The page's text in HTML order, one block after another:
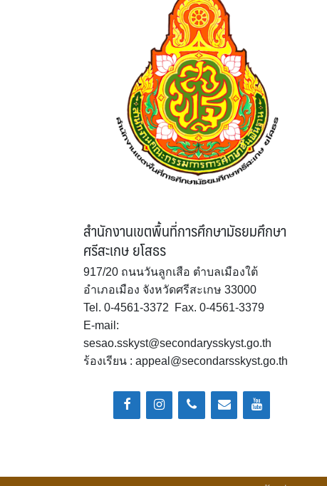
สำนักงานเขตพื้นที่การศึกษามัธยมศึกษา
ศรีสะเกษ ยโสธร
917/20 ถนนวันลูกเสือ ตำบลเมืองใต้
อำเภอเมือง จังหวัดศรีสะเกษ 33000
Tel. 0-4561-3372 Fax. 0-4561-3379
E-mail:
sesao.sskyst@secondarysskyst.go.th
ร้องเรียน : appeal@secondarsskyst.go.th